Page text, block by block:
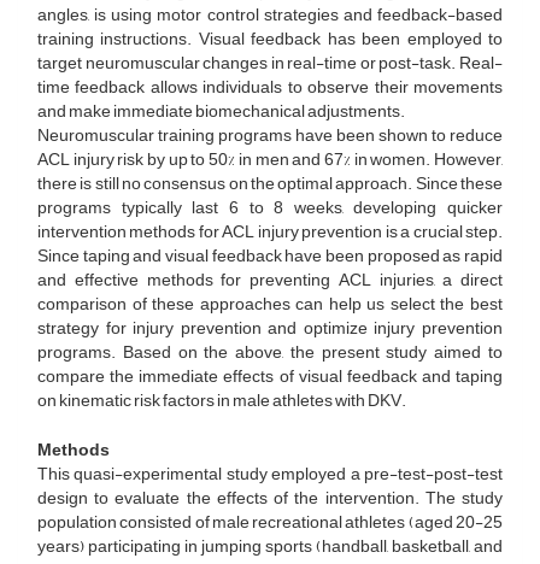
angles, is using motor control strategies and feedback-based
training instructions. Visual feedback has been employed to
target neuromuscular changes in real-time or post-task. Real-
time feedback allows individuals to observe their movements
and make immediate biomechanical adjustments.
Neuromuscular training programs have been shown to reduce
ACL injury risk by up to 50% in men and 67% in women. However,
there is still no consensus on the optimal approach. Since these
programs typically last 6 to 8 weeks, developing quicker
intervention methods for ACL injury prevention is a crucial step.
Since taping and visual feedback have been proposed as rapid
and effective methods for preventing ACL injuries, a direct
comparison of these approaches can help us select the best
strategy for injury prevention and optimize injury prevention
programs. Based on the above, the present study aimed to
compare the immediate effects of visual feedback and taping
on kinematic risk factors in male athletes with DKV.
Methods
This quasi-experimental study employed a pre-test-post-test
design to evaluate the effects of the intervention. The study
population consisted of male recreational athletes (aged 20-25
years) participating in jumping sports (handball, basketball, and